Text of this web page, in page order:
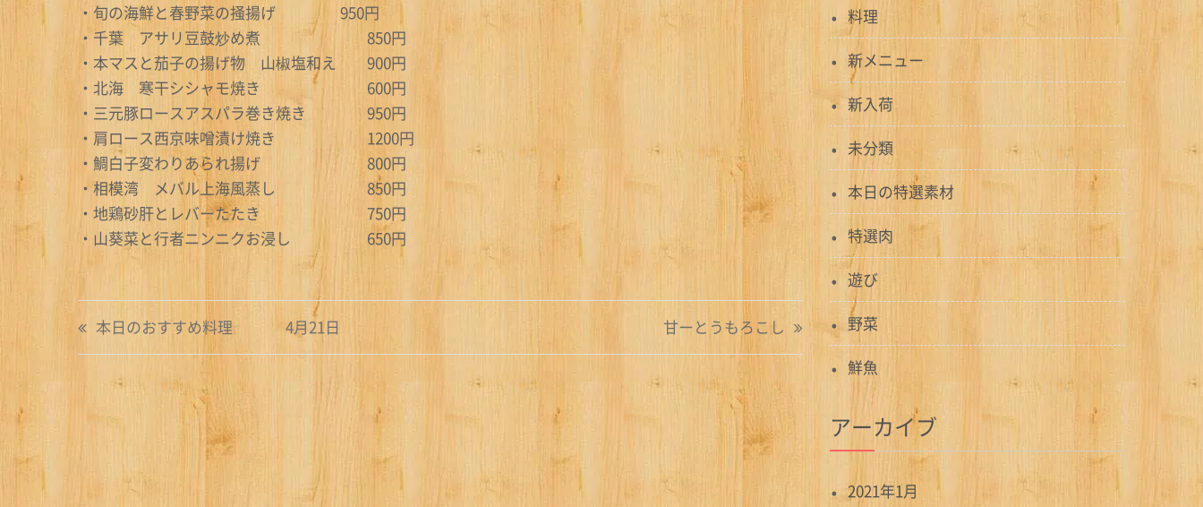
・旬の海鮮と春野菜の掻揚げ 950円
・千葉 アサリ豆鼓炒め煮 850円
・本マスと茄子の揚げ物 山椒塩和え 900円
・北海 寒干シシャモ焼き 600円
・三元豚ロースアスパラ巻き焼き 950円
・肩ロース西京味噌漬け焼き 1200円
・鯛白子変わりあられ揚げ 800円
・相模湾 メバル上海風蒸し 850円
・地鶏砂肝とレバーたたき 750円
・山葵菜と行者ニンニクお浸し 650円
投
稿
ビ
本日のおすすめ料理 4月21日 甘ーとうもろこし
料理
新メニュー
新入荷
未分類
本日の特選素材
特選肉
遊び
野菜
鮮魚
アーカイブ
2021年1月